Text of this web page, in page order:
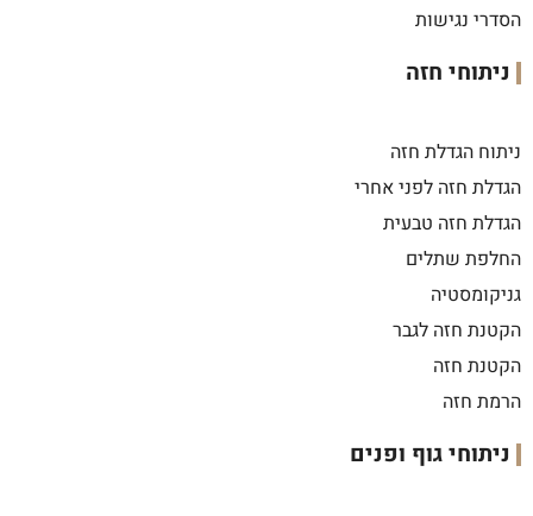
הסדרי נגישות
ניתוחי חזה
ניתוח הגדלת חזה
הגדלת חזה לפני אחרי
הגדלת חזה טבעית
החלפת שתלים
גניקומסטיה
הקטנת חזה לגבר
הקטנת חזה
הרמת חזה
ניתוחי גוף ופנים